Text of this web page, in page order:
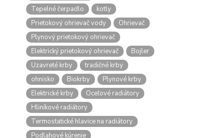
Tepelné čerpadlo
kotly
Prietokový ohrievač vody
Ohrievač
Plynový prietokový ohrievač
Elektrický prietokový ohrievač
Bojler
Uzavreté krby
tradičné krby
ohnisko
Biokrby
Plynové krby
Elektrické krby
Oceľové radiátory
Hliníkové radiátory
Termostatické hlavice na radiátory
Podlahové kúrenie